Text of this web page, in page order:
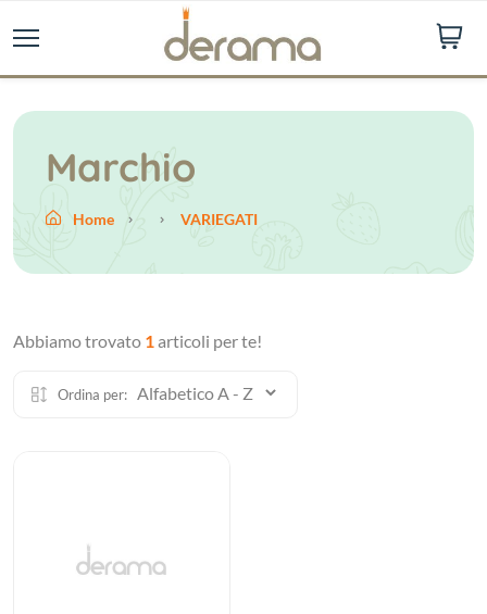
Marchio
Home VARIEGATI
Abbiamo trovato 1articoli per te!
Ordina per: